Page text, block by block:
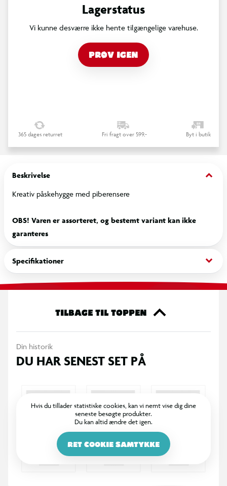
Lagerstatus
Vi kunne desværre ikke hente tilgængelige varehuse.
PRØV IGEN
365 dages returret Fri fragt over 599,- Byt i butik
Beskrivelse keyboard_arrow_down
Kreativ påskehygge med piberensere
OBS! Varen er assorteret, og bestemt variant kan ikke
garanteres
Specifikationer keyboard_arrow_down
TILBAGE TIL TOPPEN
Din historik
DU HAR SENEST SET PÅ
Hvis du tillader statistiske cookies, kan vi nemt vise dig dine
seneste besøgte produkter.
Du kan altid ændre det igen.
RET COOKIE SAMTYKKE